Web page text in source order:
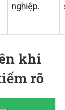
nghiệp.
khi
rõ